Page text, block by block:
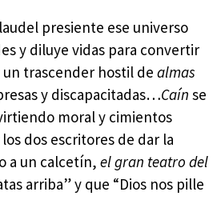
presiente ese universo
y diluye vidas para convertir
un trascender hostil dealmas
y discapacitadas…Caínse
moral y cimientos
dos escritores de dar la
a un calcetín,el gran teatro del
arriba” y que “Dios nos pille